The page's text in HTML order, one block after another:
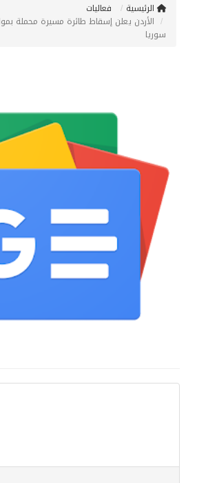
الرئيسية
فعاليات
الأردن يعلن إسقاط طائرة مسيرة محملة
سوريا